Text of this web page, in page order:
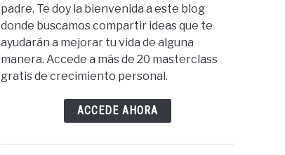
padre. Te doy la bienvenida a este blog
donde buscamos compartir ideas que te
ayudarán a mejorar tu vida de alguna
manera. Accede a más de 20 masterclass
gratis de crecimiento personal.
ACCEDE AHORA